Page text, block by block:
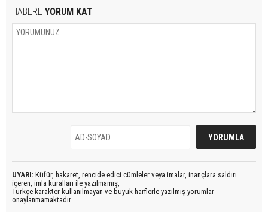
HABERE YORUM KAT
UYARI: Küfür, hakaret, rencide edici cümleler veya imalar, inançlara saldırı
içeren, imla kuralları ile yazılmamış,
Türkçe karakter kullanılmayan ve büyük harflerle yazılmış yorumlar
onaylanmamaktadır.